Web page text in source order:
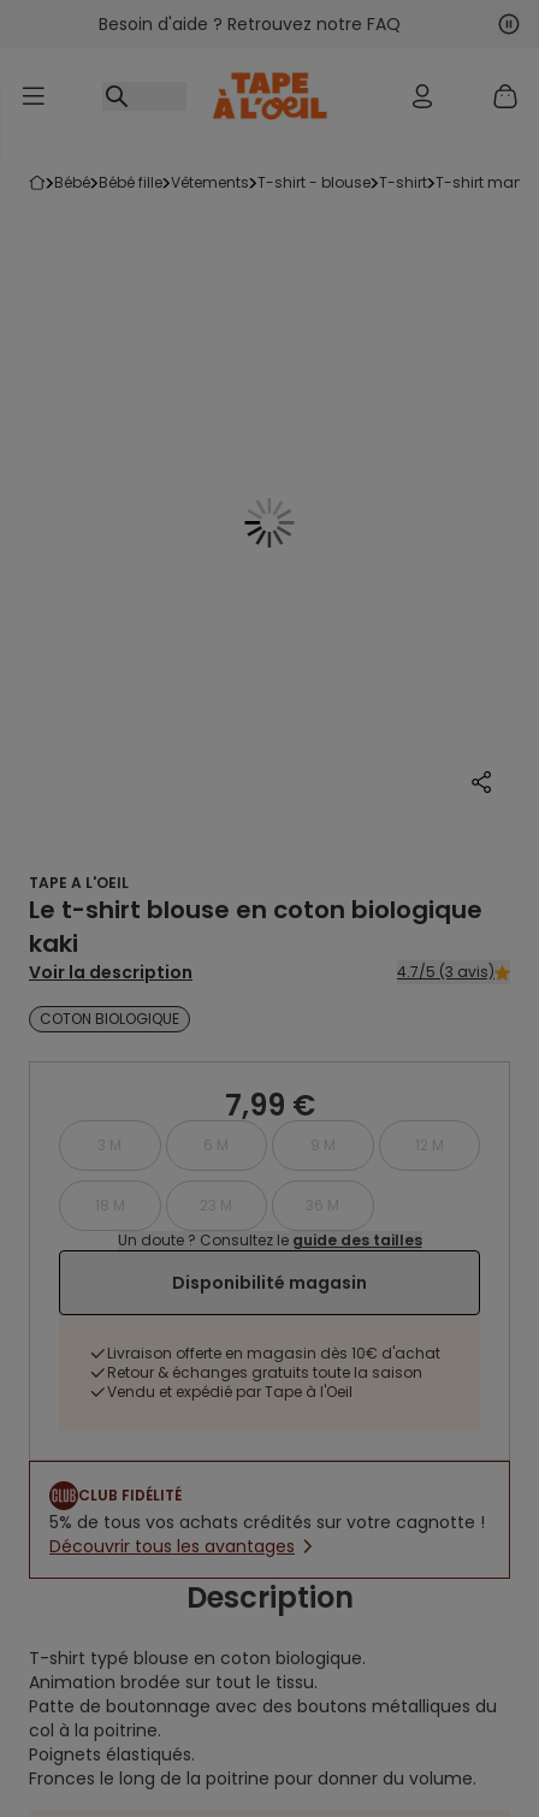
Accéder au contenu
Besoin d'aide ? Retrouvez notre FAQ
bébé bébé fille vêtements t-shirt - blouse t-shirt t-shirt
TAPE A L'OEIL
Le t-shirt blouse en coton biologique
kaki
Voir la description 4.7/5 (3 avis)
COTON BIOLOGIQUE
7,99 €
3 M 6 M 9 M 12 M
18 M 23 M
36 M
Un doute ? Consultez le guide des tailles
Disponibilité magasin
Livraison offerte en magasin dès 10€ d'achat
Retour & échanges gratuits toute la saison
Vendu et expédié par Tape à l'Oeil
CLUB FIDÉLITÉ
5% de tous vos achats crédités sur votre cagnotte !
Découvrir tous les avantages
Description
T-shirt typé blouse en coton biologique.
Animation brodée sur tout le tissu.
Patte de boutonnage avec des boutons métalliques du
col à la poitrine.
Poignets élastiqués.
Fronces le long de la poitrine pour donner du volume.